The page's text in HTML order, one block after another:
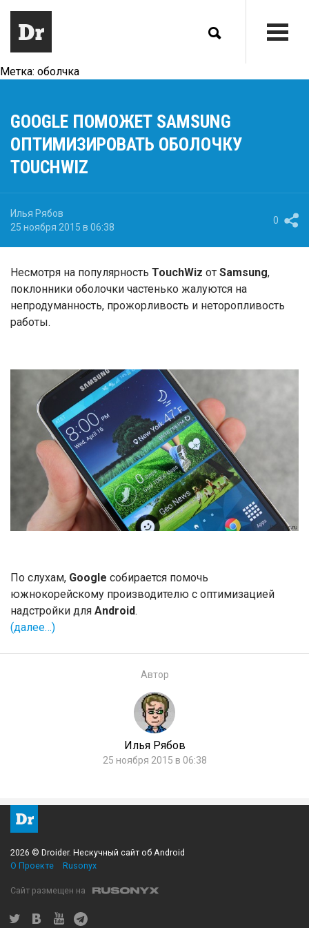
Метка: оболчка
GOOGLE ПОМОЖЕТ SAMSUNG
ОПТИМИЗИРОВАТЬ ОБОЛОЧКУ
TOUCHWIZ
Илья Рябов
25 ноября 2015 в 06:38
0
Несмотря на популярность TouchWiz от Samsung,
поклонники оболочки частенько жалуются на
непродуманность, прожорливость и неторопливость
работы.
По слухам, Google собирается помочь
южнокорейскому производителю с оптимизацией
надстройки для Android.
(далее…)
Автор
Илья Рябов
25 ноября 2015 в 06:38
2026 © Droider. Нескучный сайт об Android
О Проекте
Rusonyx
Сайт размещен на